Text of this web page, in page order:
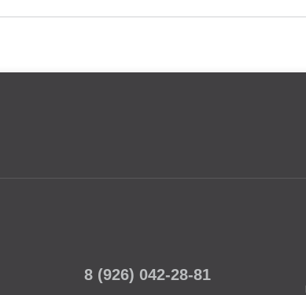
8 (926) 042-28-81